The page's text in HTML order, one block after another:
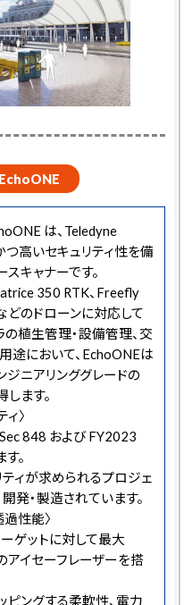
は、Teledyne
高いセキュリティ性を備
キャナーです。
350 RTK、Freefly
のドローンに対応して
の植生管理・設備管理、交
途において、EchoONEは
ニアリンググレードの
ます。
〉
848 および FY2023
。
ィが求められるプロジェ
発・製造されています。
性能〉
ゲットに対して最大
イセーフレーザーを搭
ングする柔軟性、電力